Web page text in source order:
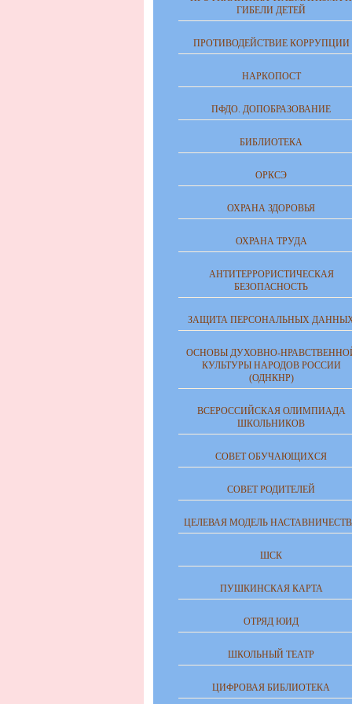
ГИБЕЛИ ДЕТЕЙ
ПРОТИВОДЕЙСТВИЕ КОРРУПЦИИ
НАРКОПОСТ
ПФДО. ДОПОБРАЗОВАНИЕ
БИБЛИОТЕКА
ОРКСЭ
ОХРАНА ЗДОРОВЬЯ
ОХРАНА ТРУДА
АНТИТЕРРОРИСТИЧЕСКАЯ
БЕЗОПАСНОСТЬ
ЗАЩИТА ПЕРСОНАЛЬНЫХ
ОСНОВЫ ДУХОВНО-
КУЛЬТУРЫ НАРОДОВ РОССИИ
(ОДНКНР)
ВСЕРОССИЙСКАЯ ОЛИМПИАДА
ШКОЛЬНИКОВ
СОВЕТ ОБУЧАЮЩИХСЯ
СОВЕТ РОДИТЕЛЕЙ
ЦЕЛЕВАЯ МОДЕЛЬ
ШСК
ПУШКИНСКАЯ КАРТА
ОТРЯД ЮИД
ШКОЛЬНЫЙ ТЕАТР
ЦИФРОВАЯ БИБЛИОТЕКА